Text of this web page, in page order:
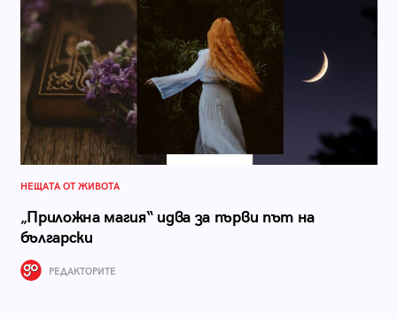
НЕЩАТА ОТ ЖИВОТА
„Приложна магия“ идва за първи път на
български
РЕДАКТОРИТЕ